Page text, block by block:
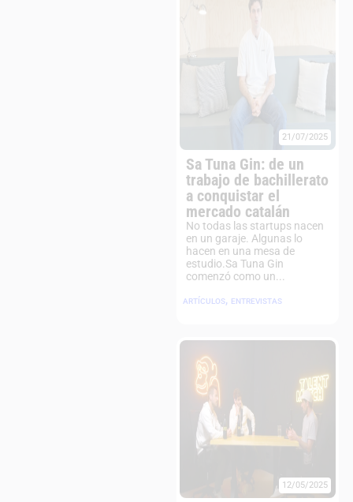
21/07/2025
Sa Tuna Gin: de un
trabajo de bachillerato
a conquistar el
mercado catalán
No todas las startups nacen
en un garaje. Algunas lo
hacen en una mesa de
estudio.Sa Tuna Gin
comenzó como un...
ARTÍCULOS, ENTREVISTAS
12/05/2025